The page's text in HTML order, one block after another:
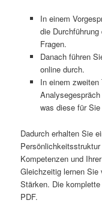
In einem
die
Fragen.
Danach führen
online durch.
In einem zweiten
was diese für
Dadurch erhalten Sie
Kompetenzen und
Gleichzeitig lernen Sie
Stärken. Die
PDF.